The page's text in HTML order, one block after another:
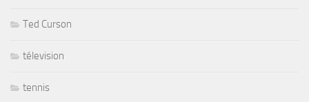
Ted Curson
télevision
tennis